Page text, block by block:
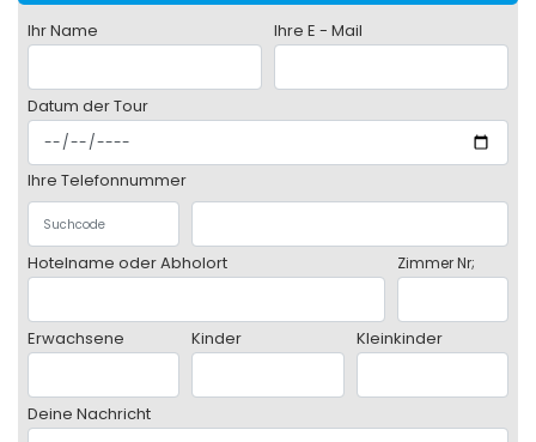
Ihr Name Ihre E - Mail
Datum der Tour
Ihre Telefonnummer
Hotelname oder Abholort Zimmer Nr;
Erwachsene Kinder Kleinkinder
Deine Nachricht